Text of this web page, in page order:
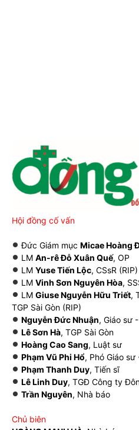
Hội đồng cố vấn
Đức Giám mục Micae Hoàng
LM An-rê Đỗ Xuân Quế, OP
LM Yuse Tiến Lộc, CSsR (RIP)
LM Vinh Sơn Nguyên Hòa,
LM Giuse Nguyễn Hữu Triết,
TGP Sài Gòn (RIP)
Nguyễn Đức Nhuận, Giáo sư
Lê Sơn Hà, TGP Sài Gòn
Hoàng Cao Sang, Luật sư
Phạm Vũ Phi Hổ, Phó Giáo sư
Phạm Thanh Duy, Tiến sĩ
Lê Linh Duy, TGĐ Công ty
Trần Nguyên, Nhà báo
Chủ biên